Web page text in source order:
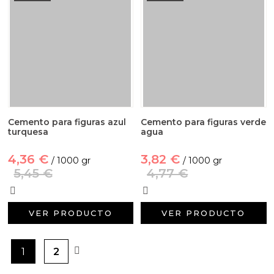
Cemento para figuras azul
turquesa
4,36 € / 1000 gr
5,45 €
VER PRODUCTO
Cemento para figuras verde
agua
3,82 € / 1000 gr
4,77 €
VER PRODUCTO
1 2